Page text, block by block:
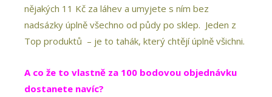
nějakých 11 Kč za láhev a umyjete s ním bez
nadsázky úplně všechno od půdy po sklep. Jeden z
Top produktů – je to tahák, který chtějí úplně všichni.
A co že to vlastně za 100 bodovou objednávku
dostanete navíc?